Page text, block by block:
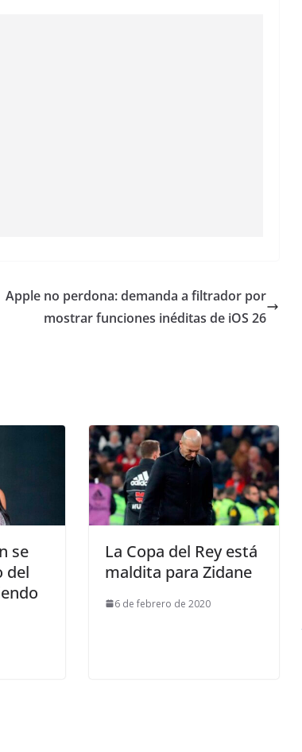
Apple no perdona: demanda a filtrador por
mostrar funciones inéditas de iOS 26
se
del
La Copa del Rey está
maldita para Zidane
6 de febrero de 2020